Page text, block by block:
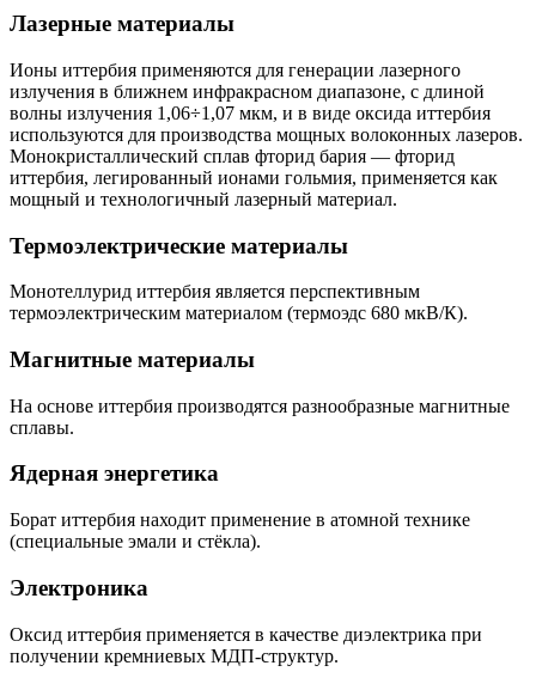
Лазерные материалы
Ионы иттербия применяются для генерации лазерного
излучения в ближнем инфракрасном диапазоне, с длиной
волны излучения 1,06÷1,07 мкм, и в виде оксида иттербия
используются для производства мощных волоконных лазеров.
Монокристаллический сплав фторид бария — фторид
иттербия, легированный ионами гольмия, применяется как
мощный и технологичный лазерный материал.
Термоэлектрические материалы
Монотеллурид иттербия является перспективным
термоэлектрическим материалом (термоэдс 680 мкВ/К).
Магнитные материалы
На основе иттербия производятся разнообразные магнитные
сплавы.
Ядерная энергетика
Борат иттербия находит применение в атомной технике
(специальные эмали и стёкла).
Электроника
Оксид иттербия применяется в качестве диэлектрика при
получении кремниевых МДП-структур.